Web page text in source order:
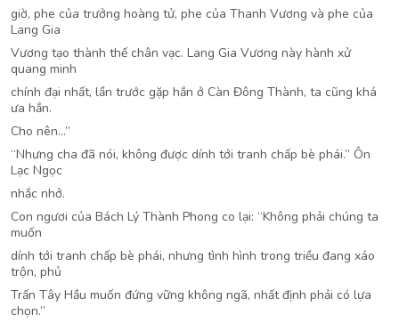
giờ, phe của trưởng hoàng tử, phe của Thanh Vương và phe của
Lang Gia
Vương tạo thành thế chân vạc. Lang Gia Vương này hành xử
quang minh
chính đại nhất, lần trước gặp hắn ở Càn Đông Thành, ta cũng khá
ưa hắn.
Cho nên…”
“Nhưng cha đã nói, không được dính tới tranh chấp bè phái.” Ôn
Lạc Ngọc
nhắc nhở.
Con ngươi của Bách Lý Thành Phong co lại: “Không phải chúng ta
muốn
dính tới tranh chấp bè phái, nhưng tình hình trong triều đang xáo
trộn, phủ
Trấn Tây Hầu muốn đứng vững không ngã, nhất định phải có lựa
chọn.”